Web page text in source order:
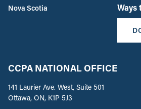
Nova Scotia
Ways
CCPA NATIONAL OFFICE
141 Laurier Ave. West, Suite 501
Ottawa, ON, K1P 5J3